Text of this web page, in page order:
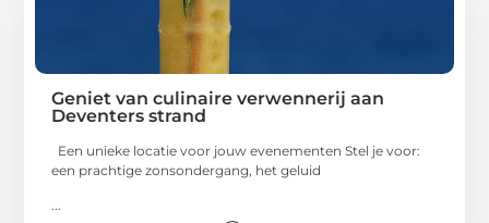
Geniet van culinaire verwennerij aan
Deventers strand
Een unieke locatie voor jouw evenementen Stel je voor:
een prachtige zonsondergang, het geluid